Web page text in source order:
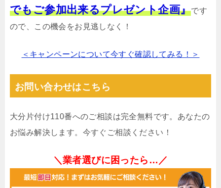
でもご参加出来るプレゼント企画』です
ので、この機会をお見逃しなく！
＜キャンペーンについて今すぐ確認してみる！＞
お問い合わせはこちら
大分片付け110番へのご相談は完全無料です。あなたの
お悩み解決します。今すぐご相談ください！
＼業者選びに困ったら…／